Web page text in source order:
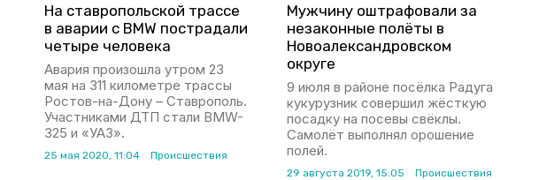
На ставропольской трассе
в аварии с BMW пострадали
четыре человека
Авария произошла утром 23
мая на 311 километре трассы
Ростов-на-Дону – Ставрополь.
Участниками ДТП стали BMW-
325 и «УАЗ».
25 мая 2020, 11:04 Происшествия
Мужчину оштрафовали за
незаконные полёты в
Новоалександровском
округе
9 июля в районе посёлка Радуга
кукурузник совершил жёсткую
посадку на посевы свёклы.
Самолёт выполнял орошение
полей.
29 августа 2019, 15:05 Происшествия